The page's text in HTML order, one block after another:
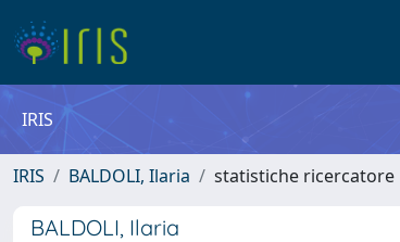
IRIS
IRIS BALDOLI, Ilaria statistiche ricercatore
BALDOLI, Ilaria